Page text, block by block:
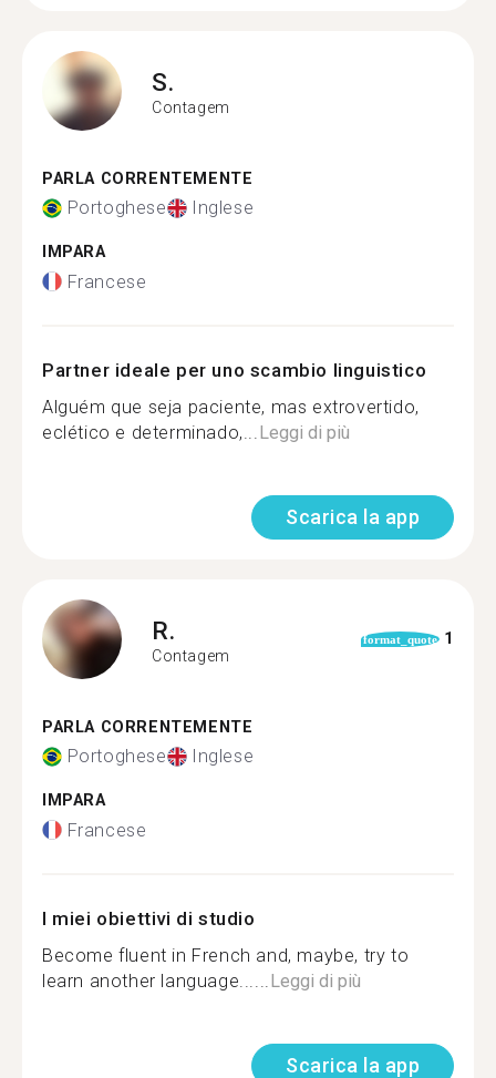
S.
Contagem
PARLA CORRENTEMENTE
Portoghese Inglese
IMPARA
Francese
Partner ideale per uno scambio linguistico
Alguém que seja paciente, mas extrovertido,
eclético e determinado,... Leggi di più
Scarica la app
R.
Contagem
format_quote 1
PARLA CORRENTEMENTE
Portoghese Inglese
IMPARA
Francese
I miei obiettivi di studio
Become fluent in French and, maybe, try to
learn another language...... Leggi di più
Scarica la app